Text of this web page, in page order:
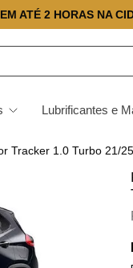
ATÉ 2 HORAS NA
Lubrificantes e
Tracker 1.0 Turbo 21/25